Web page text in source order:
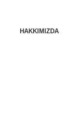
HAKKIMIZDA